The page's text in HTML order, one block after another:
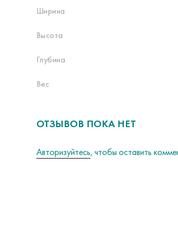
Ширина
Высота
Глубина
Вес
ОТЗЫВОВ ПОКА НЕТ
Авторизуйтесь, чтобы оставить